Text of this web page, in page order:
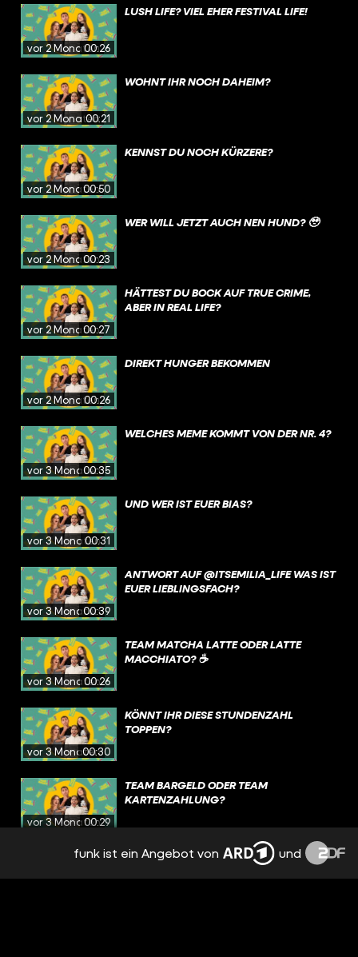
vor 2 Monaten
00:26
LUSH LIFE? VIEL EHER FESTIVAL LIFE!
vor 2 Monaten
00:21
WOHNT IHR NOCH DAHEIM?
vor 2 Monaten
00:50
KENNST DU NOCH KÜRZERE?
vor 2 Monaten
00:23
WER WILL JETZT AUCH NEN HUND? 🥹
vor 2 Monaten
00:27
HÄTTEST DU BOCK AUF TRUE CRIME,
ABER IN REAL LIFE?
vor 2 Monaten
00:26
DIREKT HUNGER BEKOMMEN
vor 3 Monaten
00:35
WELCHES MEME KOMMT VON DER NR. 4?
vor 3 Monaten
00:31
UND WER IST EUER BIAS?
vor 3 Monaten
00:39
ANTWORT AUF @ITSEMILIA_LIFE WAS IST
EUER LIEBLINGSFACH?
vor 3 Monaten
00:26
TEAM MATCHA LATTE ODER LATTE
MACCHIATO? ☕️
vor 3 Monaten
00:30
KÖNNT IHR DIESE STUNDENZAHL
TOPPEN?
vor 3 Monaten
00:29
TEAM BARGELD ODER TEAM
KARTENZAHLUNG?
UND DER BETRAG IST HÖHER ALS WIR
funk ist ein Angebot von und